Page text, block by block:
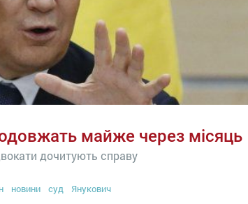
майже через місяць
дочитують справу
новини суд Янукович